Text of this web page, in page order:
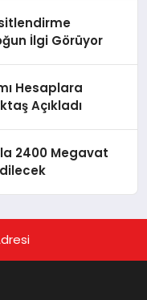
İlgi Görüyor
Hesaplara
Açıkladı
2400 Megavat